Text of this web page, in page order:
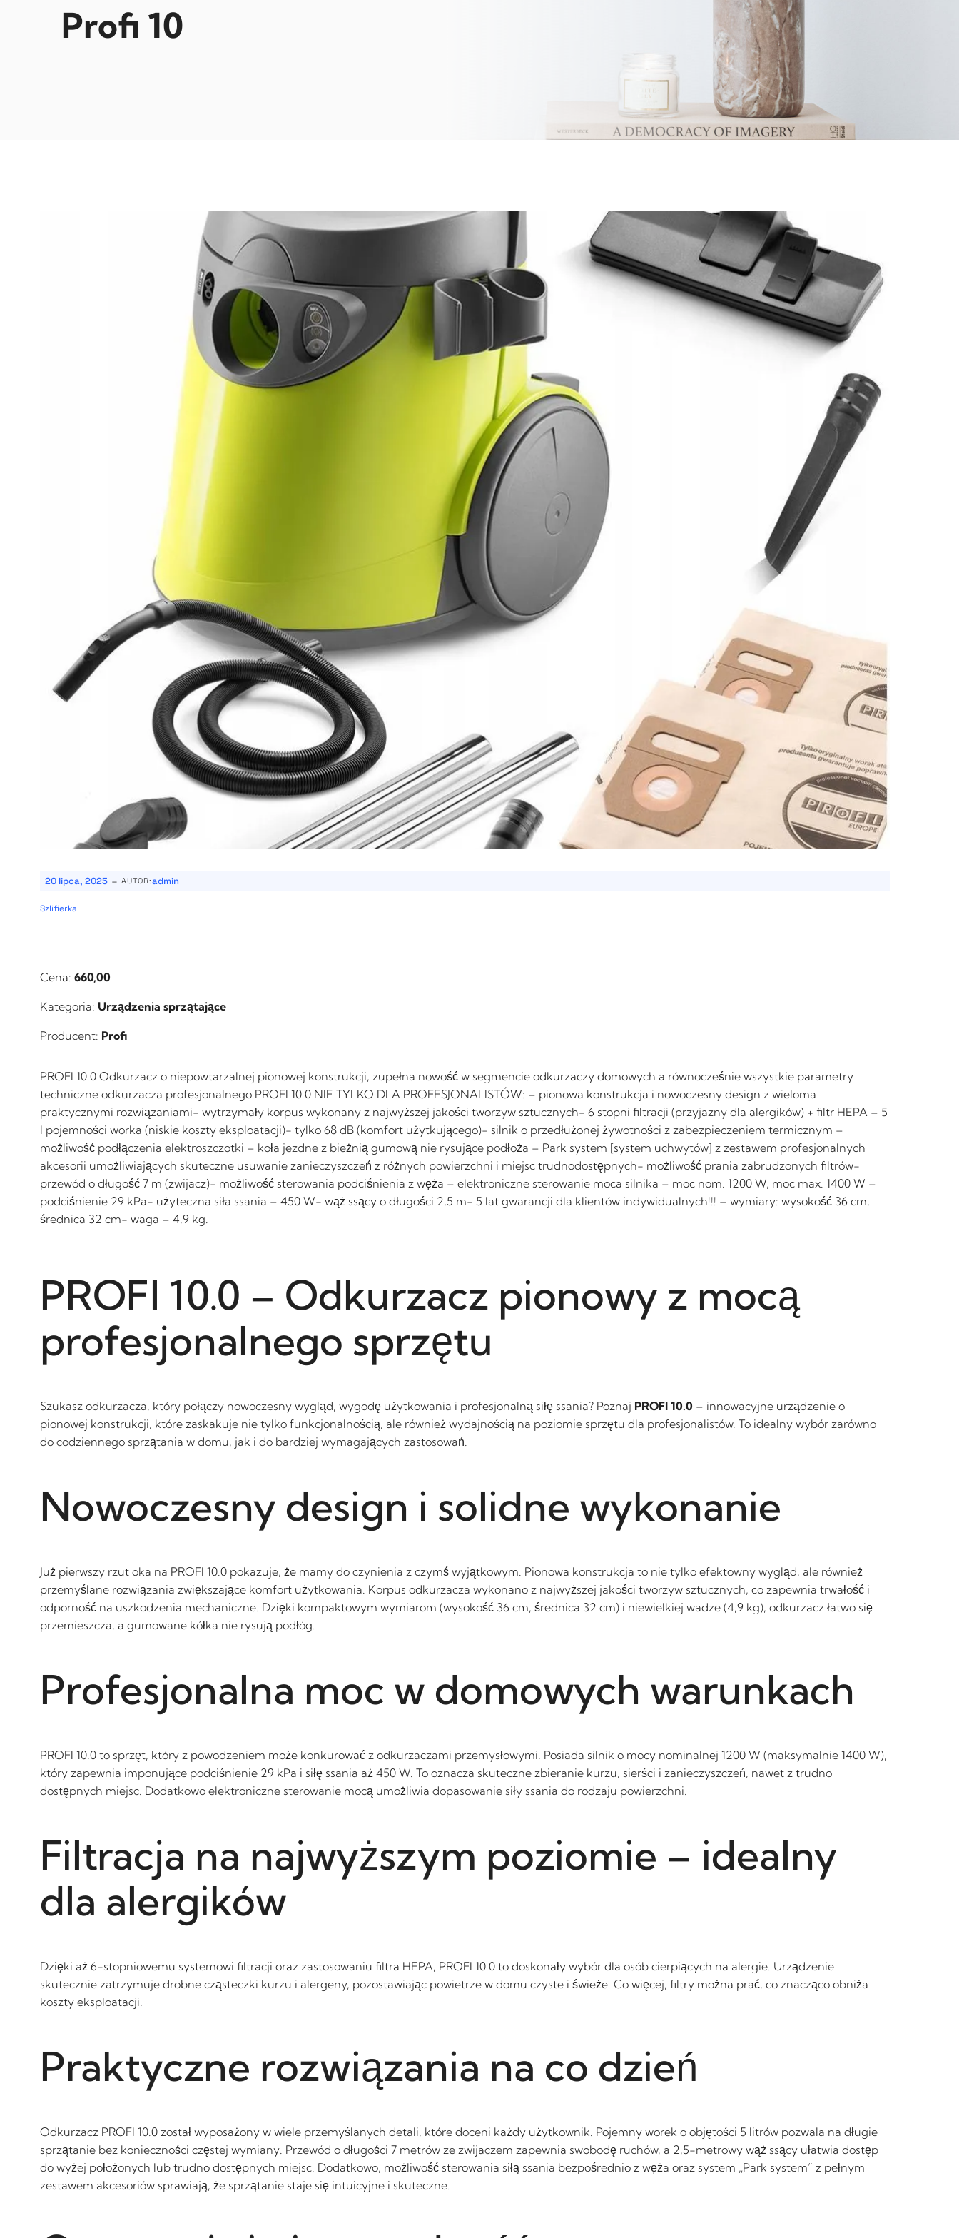
Profi 10
20 lipca, 2025 - AUTOR:admin
Szlifierka
Cena: 660,00
Kategoria: Urządzenia sprzątające
Producent: Profi
PROFI 10.0 Odkurzacz o niepowtarzalnej pionowej konstrukcji, zupełna nowość w segmencie odkurzaczy domowych a równocześnie wszystkie parametry
techniczne odkurzacza profesjonalnego.PROFI 10.0 NIE TYLKO DLA PROFESJONALISTÓW: – pionowa konstrukcja i nowoczesny design z wieloma
praktycznymi rozwiązaniami- wytrzymały korpus wykonany z najwyższej jakości tworzyw sztucznych- 6 stopni filtracji (przyjazny dla alergików) + filtr HEPA – 5
l pojemności worka (niskie koszty eksploatacji)- tylko 68 dB (komfort użytkującego)- silnik o przedłużonej żywotności z zabezpieczeniem termicznym –
możliwość podłączenia elektroszczotki – koła jezdne z bieżnią gumową nie rysujące podłoża – Park system [system uchwytów] z zestawem profesjonalnych
akcesorii umożliwiających skuteczne usuwanie zanieczyszczeń z różnych powierzchni i miejsc trudnodostępnych- możliwość prania zabrudzonych filtrów-
przewód o długość 7 m (zwijacz)- możliwość sterowania podciśnienia z węża – elektroniczne sterowanie moca silnika – moc nom. 1200 W, moc max. 1400 W –
podciśnienie 29 kPa- użyteczna siła ssania – 450 W- wąż ssący o długości 2,5 m- 5 lat gwarancji dla klientów indywidualnych!!! – wymiary: wysokość 36 cm,
średnica 32 cm- waga – 4,9 kg.
PROFI 10.0 – Odkurzacz pionowy z mocą
profesjonalnego sprzętu
Szukasz odkurzacza, który połączy nowoczesny wygląd, wygodę użytkowania i profesjonalną siłę ssania? Poznaj PROFI 10.0 – innowacyjne urządzenie o
pionowej konstrukcji, które zaskakuje nie tylko funkcjonalnością, ale również wydajnością na poziomie sprzętu dla profesjonalistów. To idealny wybór zarówno
do codziennego sprzątania w domu, jak i do bardziej wymagających zastosowań.
Nowoczesny design i solidne wykonanie
Już pierwszy rzut oka na PROFI 10.0 pokazuje, że mamy do czynienia z czymś wyjątkowym. Pionowa konstrukcja to nie tylko efektowny wygląd, ale również
przemyślane rozwiązania zwiększające komfort użytkowania. Korpus odkurzacza wykonano z najwyższej jakości tworzyw sztucznych, co zapewnia trwałość i
odporność na uszkodzenia mechaniczne. Dzięki kompaktowym wymiarom (wysokość 36 cm, średnica 32 cm) i niewielkiej wadze (4,9 kg), odkurzacz łatwo się
przemieszcza, a gumowane kółka nie rysują podłóg.
Profesjonalna moc w domowych warunkach
PROFI 10.0 to sprzęt, który z powodzeniem może konkurować z odkurzaczami przemysłowymi. Posiada silnik o mocy nominalnej 1200 W (maksymalnie 1400 W),
który zapewnia imponujące podciśnienie 29 kPa i siłę ssania aż 450 W. To oznacza skuteczne zbieranie kurzu, sierści i zanieczyszczeń, nawet z trudno
dostępnych miejsc. Dodatkowo elektroniczne sterowanie mocą umożliwia dopasowanie siły ssania do rodzaju powierzchni.
Filtracja na najwyższym poziomie – idealny
dla alergików
Dzięki aż 6-stopniowemu systemowi filtracji oraz zastosowaniu filtra HEPA, PROFI 10.0 to doskonały wybór dla osób cierpiących na alergie. Urządzenie
skutecznie zatrzymuje drobne cząsteczki kurzu i alergeny, pozostawiając powietrze w domu czyste i świeże. Co więcej, filtry można prać, co znacząco obniża
koszty eksploatacji.
Praktyczne rozwiązania na co dzień
Odkurzacz PROFI 10.0 został wyposażony w wiele przemyślanych detali, które doceni każdy użytkownik. Pojemny worek o objętości 5 litrów pozwala na długie
sprzątanie bez konieczności częstej wymiany. Przewód o długości 7 metrów ze zwijaczem zapewnia swobodę ruchów, a 2,5-metrowy wąż ssący ułatwia dostęp
do wyżej położonych lub trudno dostępnych miejsc. Dodatkowo, możliwość sterowania siłą ssania bezpośrednio z węża oraz system „Park system” z pełnym
zestawem akcesoriów sprawiają, że sprzątanie staje się intuicyjne i skuteczne.